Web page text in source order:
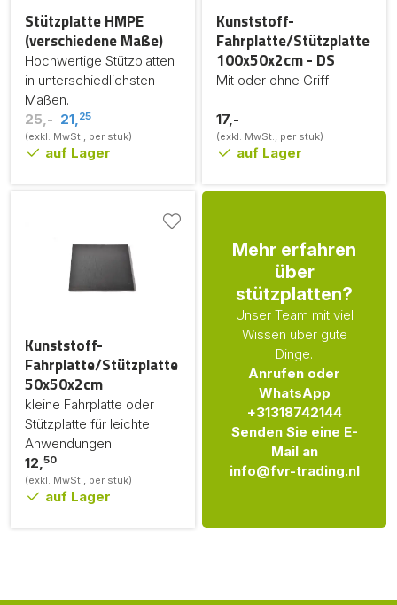
Stützplatte HMPE
(verschiedene Maße)
Hochwertige Stützplatten
in unterschiedlichsten
Maßen.
25,- 21,25
(exkl. MwSt., per stuk)
auf Lager
Kunststoff-
Fahrplatte/Stützplatte
100x50x2cm - DS
Mit oder ohne Griff
17,-
(exkl. MwSt., per stuk)
auf Lager
Kunststoff-
Fahrplatte/Stützplatte
50x50x2cm
kleine Fahrplatte oder
Stützplatte für leichte
Anwendungen
12,50
(exkl. MwSt., per stuk)
auf Lager
Mehr erfahren
über
stützplatten?
Unser Team mit viel
Wissen über gute
Dinge.
Anrufen oder
WhatsApp
+31318742144
Senden Sie eine E-
Mail an
info@fvr-trading.nl